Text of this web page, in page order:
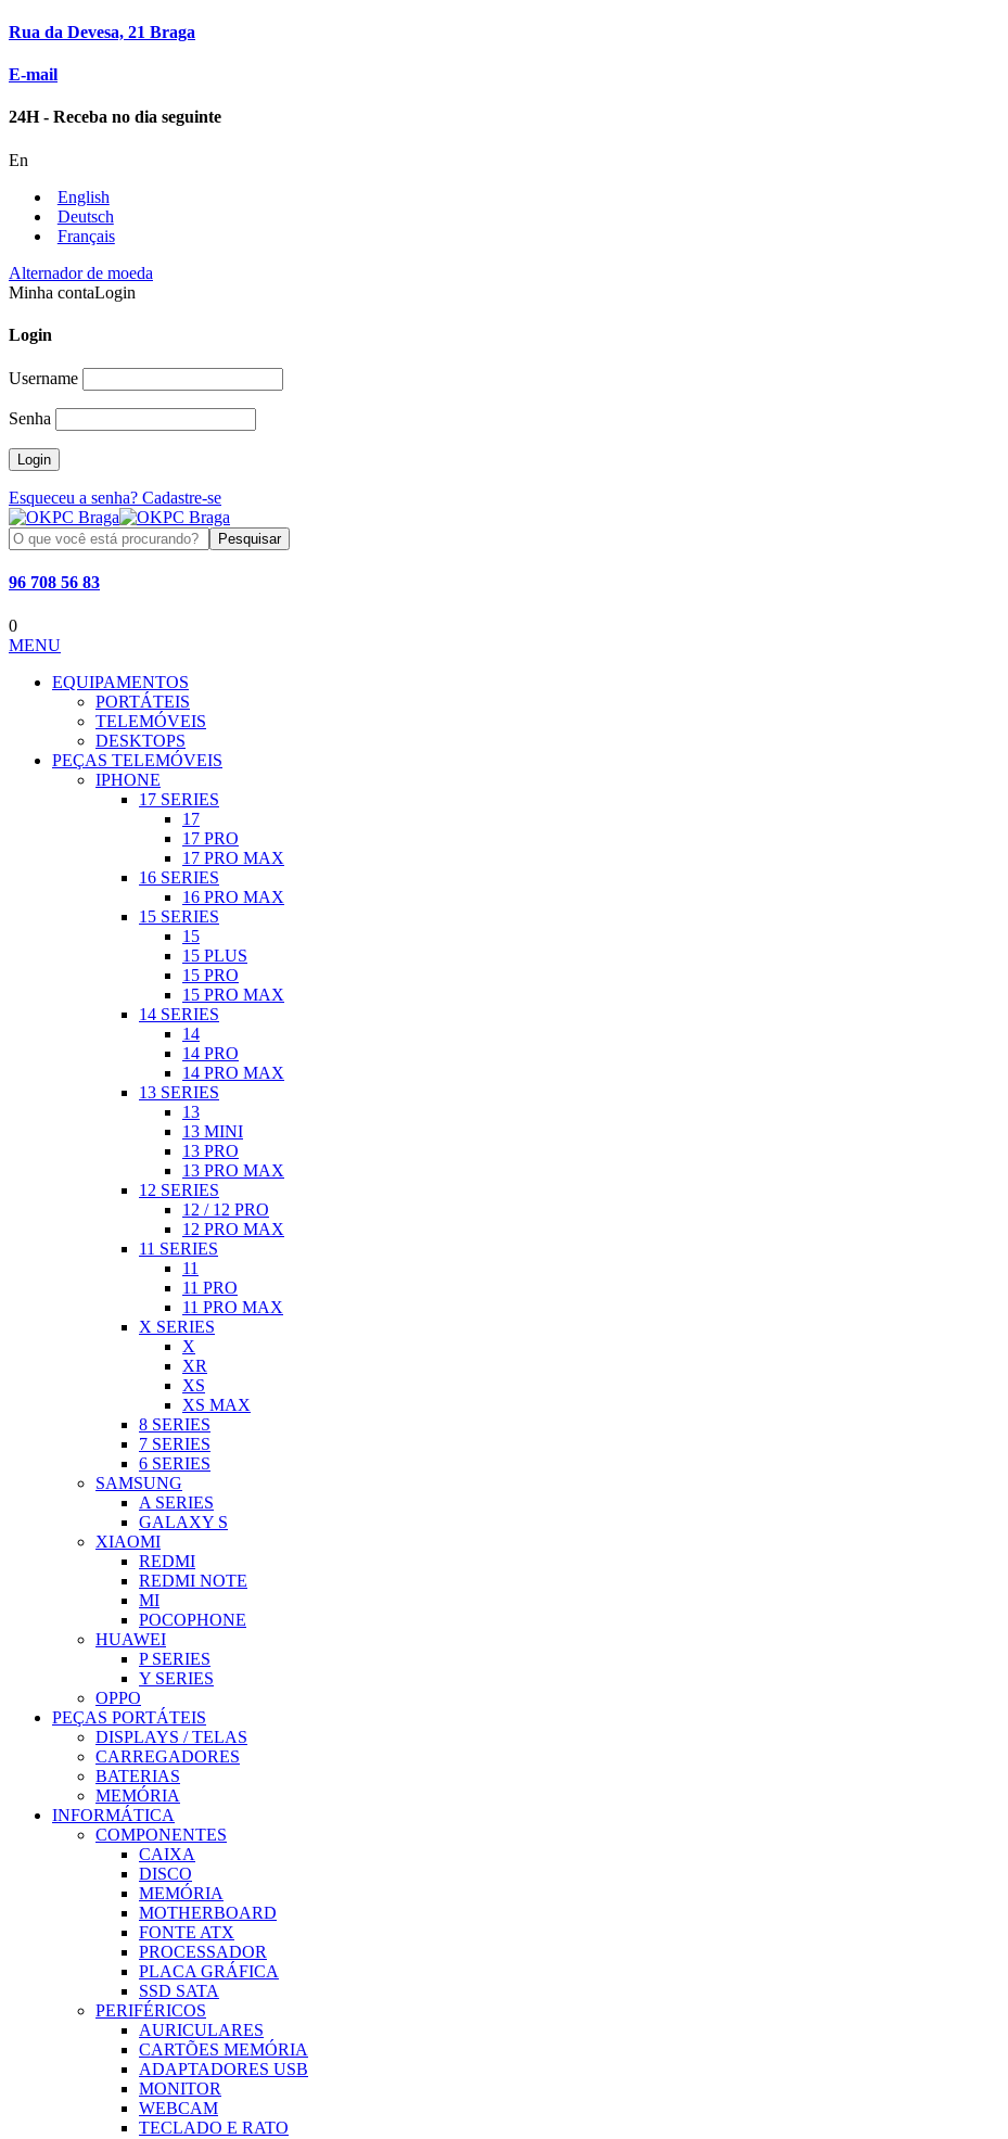
Rua da Devesa, 21 Braga
E-mail
24H - Receba no dia seguinte
En
English
Deutsch
Français
Alternador de moeda
Minha contaLogin
Login
Username
Senha
Esqueceu a senha? Cadastre-se
Pesquisar
96 708 56 83
0
MENU
EQUIPAMENTOS
PORTÁTEIS
TELEMÓVEIS
DESKTOPS
PEÇAS TELEMÓVEIS
IPHONE
17 SERIES
17
17 PRO
17 PRO MAX
16 SERIES
16 PRO MAX
15 SERIES
15
15 PLUS
15 PRO
15 PRO MAX
14 SERIES
14
14 PRO
14 PRO MAX
13 SERIES
13
13 MINI
13 PRO
13 PRO MAX
12 SERIES
12 / 12 PRO
12 PRO MAX
11 SERIES
11
11 PRO
11 PRO MAX
X SERIES
X
XR
XS
XS MAX
8 SERIES
7 SERIES
6 SERIES
SAMSUNG
A SERIES
GALAXY S
XIAOMI
REDMI
REDMI NOTE
MI
POCOPHONE
HUAWEI
P SERIES
Y SERIES
OPPO
PEÇAS PORTÁTEIS
DISPLAYS / TELAS
CARREGADORES
BATERIAS
MEMÓRIA
INFORMÁTICA
COMPONENTES
CAIXA
DISCO
MEMÓRIA
MOTHERBOARD
FONTE ATX
PROCESSADOR
PLACA GRÁFICA
SSD SATA
PERIFÉRICOS
AURICULARES
CARTÕES MEMÓRIA
ADAPTADORES USB
MONITOR
WEBCAM
TECLADO E RATO